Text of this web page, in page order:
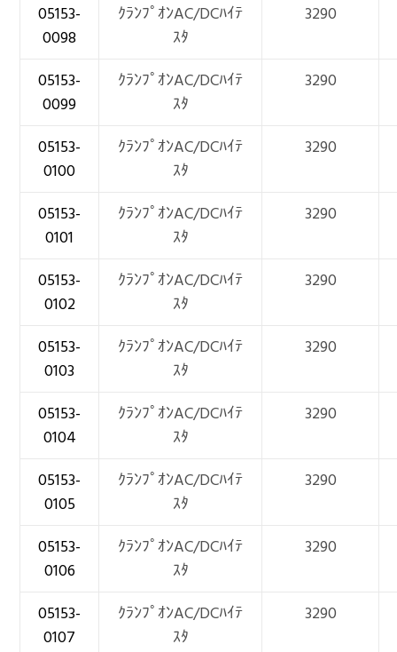
05153-
0098
ｸﾗﾝﾌﾟｵﾝAC/DCﾊｲﾃ
ｽﾀ
3290
05153-
0099
ｸﾗﾝﾌﾟｵﾝAC/DCﾊｲﾃ
ｽﾀ
3290
05153-
0100
ｸﾗﾝﾌﾟｵﾝAC/DCﾊｲﾃ
ｽﾀ
3290
05153-
0101
ｸﾗﾝﾌﾟｵﾝAC/DCﾊｲﾃ
ｽﾀ
3290
05153-
0102
ｸﾗﾝﾌﾟｵﾝAC/DCﾊｲﾃ
ｽﾀ
3290
05153-
0103
ｸﾗﾝﾌﾟｵﾝAC/DCﾊｲﾃ
ｽﾀ
3290
05153-
0104
ｸﾗﾝﾌﾟｵﾝAC/DCﾊｲﾃ
ｽﾀ
3290
05153-
0105
ｸﾗﾝﾌﾟｵﾝAC/DCﾊｲﾃ
ｽﾀ
3290
05153-
0106
ｸﾗﾝﾌﾟｵﾝAC/DCﾊｲﾃ
ｽﾀ
3290
05153-
0107
ｸﾗﾝﾌﾟｵﾝAC/DCﾊｲﾃ
ｽﾀ
3290